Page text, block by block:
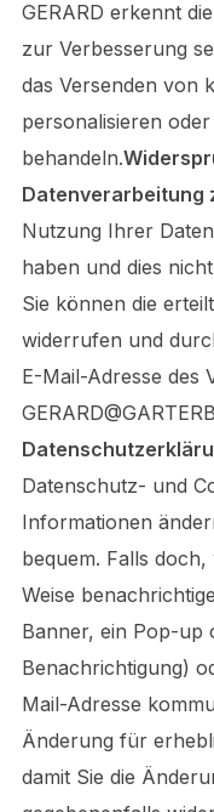
GERARD erkennt
zur Verbesserung
das Versenden von
personalisieren
behandeln.
Datenverarbeitung
Nutzung Ihrer
haben und dies
Sie können die
widerrufen und
E-Mail-Adresse des
Datenschutz- und
Informationen
bequem. Falls
Weise
Banner, ein Pop-up
Benachrichtigung)
Mail-Adresse
Änderung für
damit Sie die